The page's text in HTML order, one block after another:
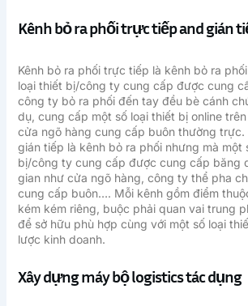
Kênh bỏ ra phối trực tiếp and gián
Kênh bỏ ra phối trực tiếp là kênh bỏ ra
loại thiết bị/công ty cung cấp được cung
công ty bỏ ra phối đến tay đều bè cánh
dụ, cung cấp một số loại thiết bị online
cửa ngõ hàng cung cấp buôn thường trực.
gián tiếp là kênh bỏ ra phối nhưng mà một
bị/công ty cung cấp được cung cấp băng
gian như cửa ngõ hàng, công ty thể pha
cung cấp buôn…. Mỗi kênh gồm điểm
kém kém riêng, buộc phải quan vai trung
để sở hữu phù hợp cùng với một số loại
lược kinh doanh.
Xây dựng máy bộ logistics tác dụng